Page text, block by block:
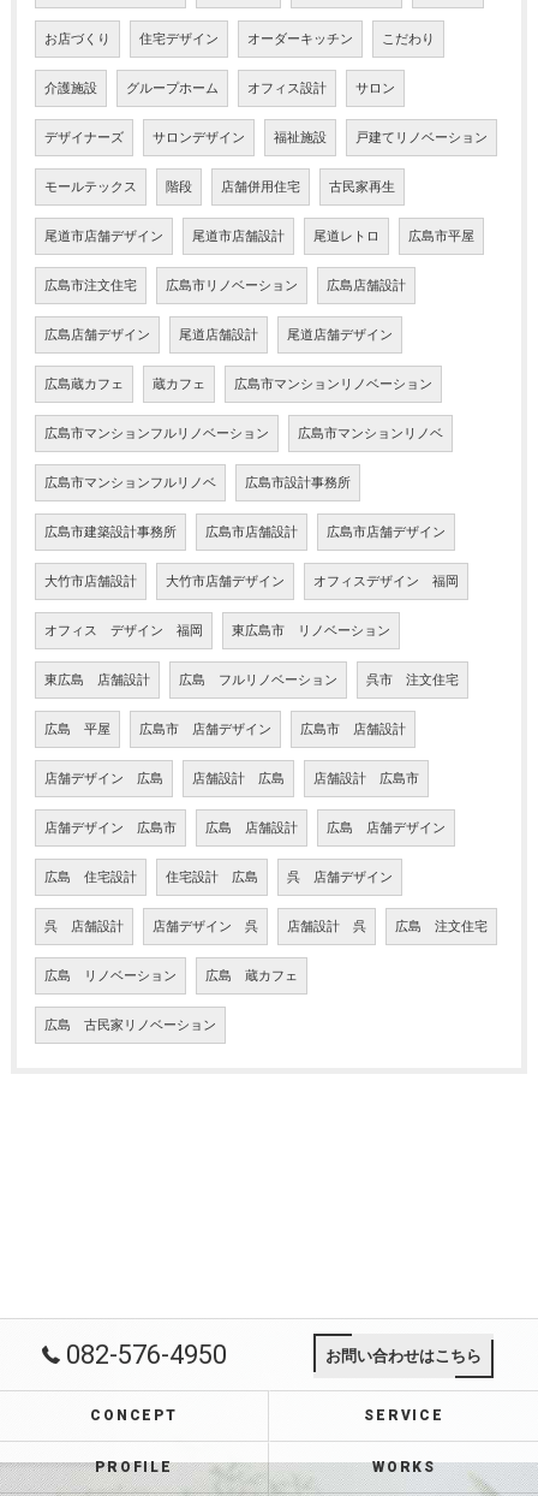
お店づくり 住宅デザイン オーダーキッチン こだわり
介護施設 グループホーム オフィス設計 サロン
デザイナーズ サロンデザイン 福祉施設 戸建てリノベーション
モールテックス 階段 店舗併用住宅 古民家再生
尾道市店舗デザイン 尾道市店舗設計 尾道レトロ 広島市平屋
広島市注文住宅 広島市リノベーション 広島店舗設計
広島店舗デザイン 尾道店舗設計 尾道店舗デザイン
広島蔵カフェ 蔵カフェ 広島市マンションリノベーション
広島市マンションフルリノベーション 広島市マンションリノベ
広島市マンションフルリノベ 広島市設計事務所
広島市建築設計事務所 広島市店舗設計 広島市店舗デザイン
大竹市店舗設計 大竹市店舗デザイン オフィスデザイン 福岡
オフィス デザイン 福岡 東広島市 リノベーション
東広島 店舗設計 広島 フルリノベーション 呉市 注文住宅
広島 平屋 広島市 店舗デザイン 広島市 店舗設計
店舗デザイン 広島 店舗設計 広島 店舗設計 広島市
店舗デザイン 広島市 広島 店舗設計 広島 店舗デザイン
広島 住宅設計 住宅設計 広島 呉 店舗デザイン
呉 店舗設計 店舗デザイン 呉 店舗設計 呉 広島 注文住宅
広島 リノベーション 広島 蔵カフェ
広島 古民家リノベーション
082-576-4950 お問い合わせはこちら
CONCEPT SERVICE
PROFILE WORKS